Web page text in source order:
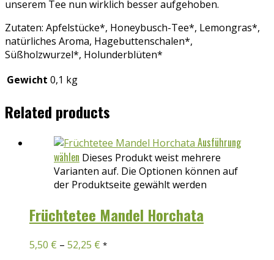
unserem Tee nun wirklich besser aufgehoben.
Zutaten: Apfelstücke*, Honeybusch-Tee*, Lemongras*,
natürliches Aroma, Hagebuttenschalen*,
Süßholzwurzel*, Holunderblüten*
Gewicht 0,1 kg
Related products
Ausführung
wählen Dieses Produkt weist mehrere
Varianten auf. Die Optionen können auf
der Produktseite gewählt werden
Früchtetee Mandel Horchata
5,50 € – 52,25 € *